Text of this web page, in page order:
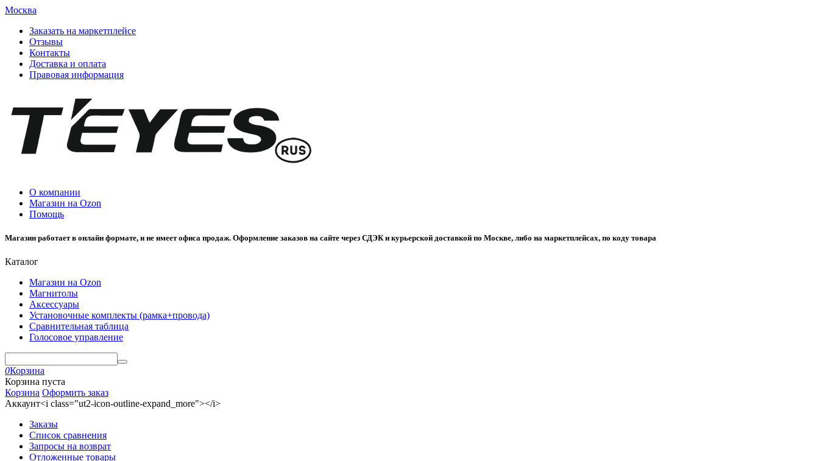
Москва
Заказать на маркетплейсе
Отзывы
Контакты
Доставка и оплата
Правовая информация
О компании
Магазин на Ozon
Помощь
Магазин работает в онлайн формате, и не имеет офиса продаж. Оформление заказов на сайте через СДЭК и курьерской доставкой по Москве, либо на маркетплейсах, по коду товара
Каталог
Магазин на Ozon
Магнитолы
Аксессуары
Установочные комплекты (рамка+провода)
Сравнительная таблица
Голосовое управление
0Корзина
Корзина пуста
Корзина Оформить заказ
Аккаунт<i class="ut2-icon-outline-expand_more"></i>
Заказы
Список сравнения
Запросы на возврат
Отложенные товары